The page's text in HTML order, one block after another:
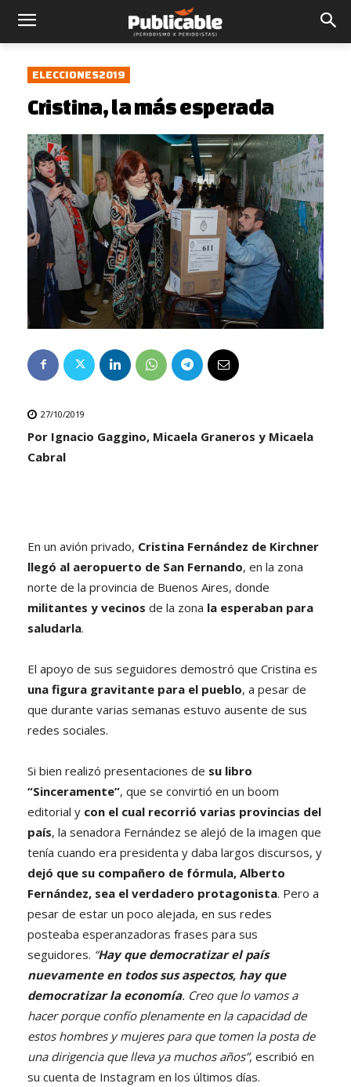
ELECCIONES2019
Cristina, la más esperada
27/10/2019
Por Ignacio Gaggino, Micaela Graneros y Micaela
Cabral
En un avión privado, Cristina Fernández de Kirchner
llegó al aeropuerto de San Fernando, en la zona
norte de la provincia de Buenos Aires, donde
militantes y vecinos de la zona la esperaban para
saludarla.
El apoyo de sus seguidores demostró que Cristina es
una figura gravitante para el pueblo, a pesar de
que durante varias semanas estuvo ausente de sus
redes sociales.
Si bien realizó presentaciones de su libro
“Sinceramente”, que se convirtió en un boom
editorial y con el cual recorrió varias provincias del
país, la senadora Fernández se alejó de la imagen que
tenía cuando era presidenta y daba largos discursos, y
dejó que su compañero de fórmula, Alberto
Fernández, sea el verdadero protagonista. Pero a
pesar de estar un poco alejada, en sus redes
posteaba esperanzadoras frases para sus
seguidores. “Hay que democratizar el país
nuevamente en todos sus aspectos, hay que
democratizar la economía. Creo que lo vamos a
hacer porque confío plenamente en la capacidad de
estos hombres y mujeres para que tomen la posta de
una dirigencia que lleva ya muchos años”, escribió en
su cuenta de Instagram en los últimos días.